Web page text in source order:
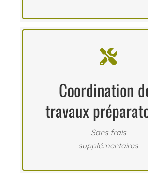

Coordination
travaux
Sans frais
supplémentaires